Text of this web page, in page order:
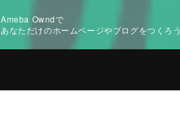
Ameba Owndで
あなただけのホームページやブログをつくろう